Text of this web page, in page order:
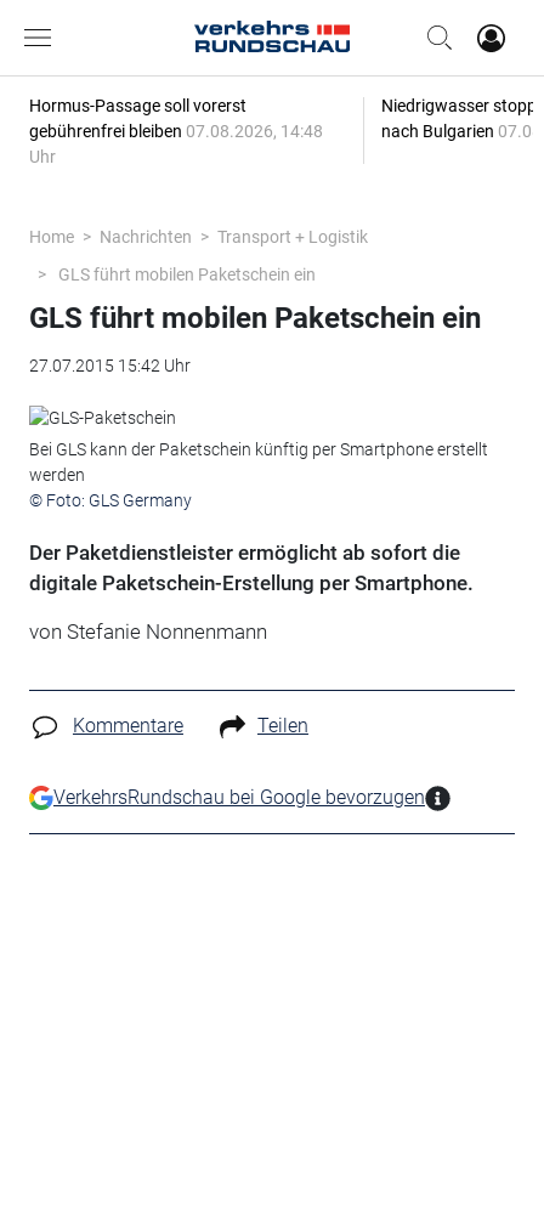
Hormus-Passage soll vorerst
gebührenfrei bleiben 07.08.2026, 14:48
Uhr
Niedrigwasser
nach Bulgarien
Home Nachrichten
Transport + Logistik
GLS führt mobilen Paketschein ein
GLS führt mobilen Paketschein ein
27.07.2015 15:42 Uhr
Bei GLS kann der Paketschein künftig per Smartphone erstellt
werden
© Foto: GLS Germany
Der Paketdienstleister ermöglicht ab sofort die
digitale Paketschein-Erstellung per Smartphone.
von Stefanie Nonnenmann
Kommentare Teilen
VerkehrsRundschau bei Google bevorzugen